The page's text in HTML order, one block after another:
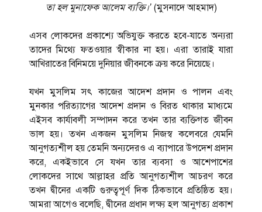
তা হল মুনাফেক আলেম ব্যক্তি।’(মুসনাদে আহমাদ)
এসব লোকদের প্রকাশ্যে অভিযুক্ত করতে হবে-যাতে অন্যরা
তাদের মিথ্যে ফতওয়ার স্বীকার না হয়। এরা তারাই যারা
আখিরাতের বিনিময়ে দুনিয়ার জীবনকে ক্রয় করে নিয়েছে।
যখন মুসলিম সৎ কাজের আদেশ প্রদান ও পালন এবং
মুনকার পরিত্যাগের আদেশ প্রদান ও বিরত থাকার মাধ্যমে
এইসব কার্যাবলী সম্পাদন করে তখন তার ব্যক্তিগত জীবন
ভাল হয়। তখন একজন মুসলিম নিজস্ব কলেবরে যেমনি
আনুগত্যশীল হয় তেমনি অন্যদেরও এ ব্যাপারে উপদেশ প্রদান
করে, একইভাবে সে যখন তার ব্যবসা ও আশেপাশের
লোকদের সাথে আল্লাহর প্রতি আনুগত্যশীল আচরণ করে
তখন দ্বীনের একটি গুরুত্বপূর্ণ দিক ঠিকভাবে প্রতিষ্ঠিত হয়।
আমরা আগেও বলেছি, দ্বীনের প্রধান লক্ষ্য হল আনুগত্য প্রকাশ